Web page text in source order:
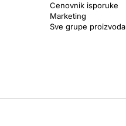
Cenovnik isporuke
Marketing
Sve grupe proizvoda